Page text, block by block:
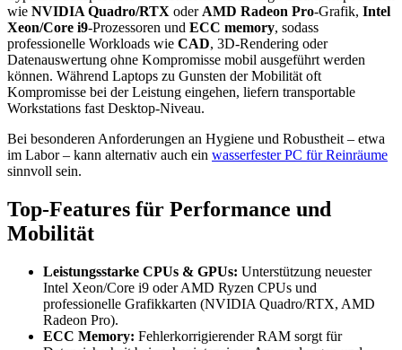
wie NVIDIA Quadro/RTX oderAMD Radeon Pro-Grafik, Intel
Xeon/Core i9-Prozessoren und ECC memory, sodass
professionelle Workloads wie CAD, 3D-Rendering oder
Datenauswertung ohne Kompromisse mobil ausgeführt werden
können. Während Laptops zu Gunsten der Mobilität oft
Kompromisse bei der Leistung eingehen, liefern transportable
Workstations fast Desktop-Niveau.
Bei besonderen Anforderungen an Hygiene und Robustheit – etwa
im Labor – kann alternativ auch ein wasserfester PC für Reinräume
sinnvoll sein.
Top-Features für Performance und
Mobilität
Leistungsstarke CPUs & GPUs: Unterstützung neuester
Intel Xeon/Core i9 oder AMD Ryzen CPUs und
professionelle Grafikkarten (NVIDIA Quadro/RTX, AMD
Radeon Pro).
ECC Memory: Fehlerkorrigierender RAM sorgt für